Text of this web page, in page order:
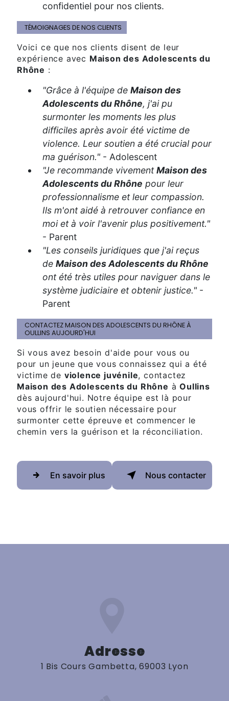
confidentiel pour nos clients.
TÉMOIGNAGES DE NOS CLIENTS
Voici ce que nos clients disent de leur
expérience avec Maison des Adolescents du
Rhône :
"Grâce à l'équipe de Maison des
Adolescents du Rhône, j'ai pu
surmonter les moments les plus
difficiles après avoir été victime de
violence. Leur soutien a été crucial pour
ma guérison." - Adolescent
"Je recommande vivementMaison des
Adolescents du Rhône pour leur
professionnalisme et leur compassion.
Ils m'ont aidé à retrouver confiance en
moi et à voir l'avenir plus positivement."
- Parent
"Les conseils juridiques que j'ai reçus
de Maison des Adolescents du Rhône
ont été très utiles pour naviguer dans le
système judiciaire et obtenir justice." -
Parent
CONTACTEZ MAISON DES ADOLESCENTS DU RHÔNE À
OULLINS AUJOURD'HUI
Si vous avez besoin d'aide pour vous ou
pour un jeune que vous connaissez qui a été
victime de violence juvénile, contactez
Maison des Adolescents du Rhône àOullins
dès aujourd'hui. Notre équipe est là pour
vous offrir le soutien nécessaire pour
surmonter cette épreuve et commencer le
chemin vers la guérison et la réconciliation.
En savoir plus Nous contacter
Adresse
1 Bis Cours Gambetta, 69003 Lyon